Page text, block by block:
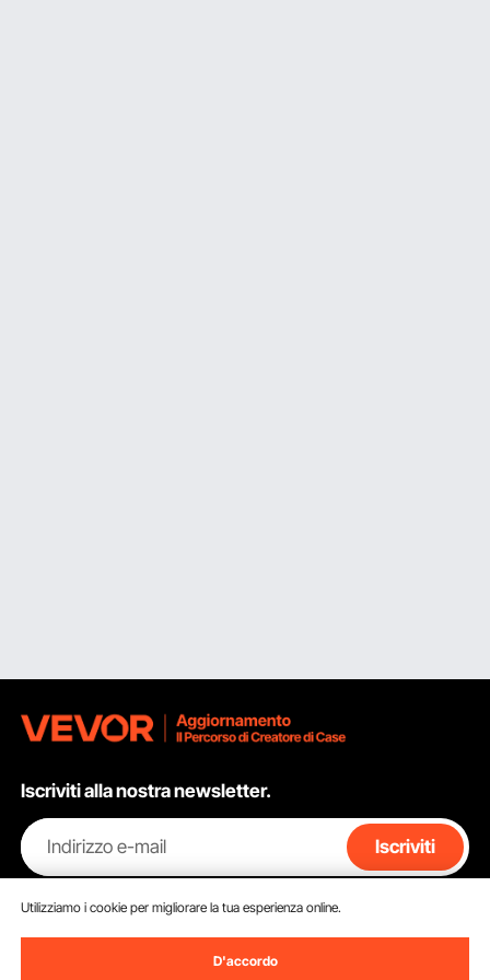
Iscriviti alla nostra newsletter.
Indirizzo e-mail Iscriviti
Facendo clic sul pulsante iscriviti , accetti la nostra
privacy e sui cookie .
Utilizziamo i cookie per migliorare la tua esperienza online.
D'accordo